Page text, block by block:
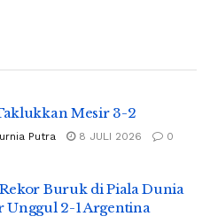
Mesir 3-2
Putra 8 JULI 2026 0
Buruk di Piala Dunia
Unggul 2-1 Argentina